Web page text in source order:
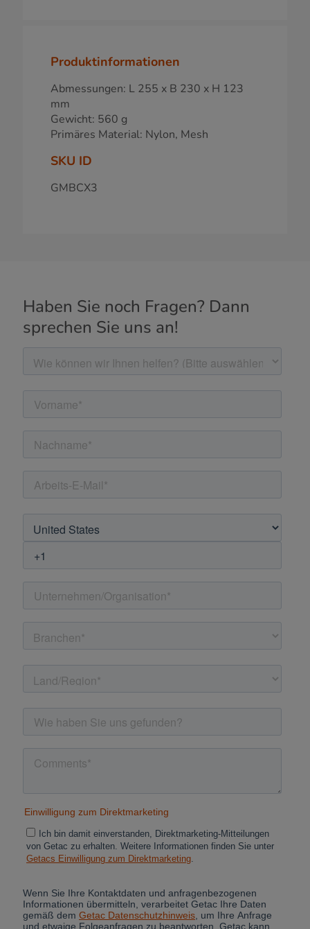
Produktinformationen
Abmessungen: L 255 x B 230 x H 123
mm
Gewicht: 560 g
Primäres Material: Nylon, Mesh
SKU ID
GMBCX3
Haben Sie noch Fragen? Dann
sprechen Sie uns an!